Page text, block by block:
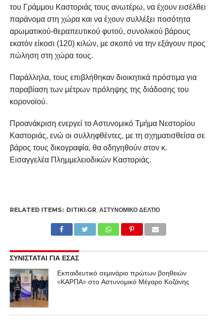
του Γράμμου Καστοριάς τους ανωτέρω, να έχουν εισέλθει
παράνομα στη χώρα και να έχουν συλλέξει ποσότητα
αρωματικού-θεραπευτικού φυτού, συνολικού βάρους
εκατόν είκοσι (120) κιλών, με σκοπό να την εξάγουν προς
πώληση στη χώρα τους.
Παράλληλα, τους επιβλήθηκαν διοικητικά πρόστιμα για
παραβίαση των μέτρων πρόληψης της διάδοσης του
κορονοϊού.
Προανάκριση ενεργεί το Αστυνομικό Τμήμα Νεστορίου
Καστοριάς, ενώ οι συλληφθέντες, με τη σχηματισθείσα σε
βάρος τους δικογραφία, θα οδηγηθούν στον κ.
Εισαγγελέα Πλημμελειοδικών Καστοριάς.
RELATED ITEMS: DITIKI.GR ΑΣΤΥΝΟΜΙΚΌ ΔΕΛΤΊΟ
ΣΥΝΙΣΤΑΤΑΙ ΓΙΑ ΕΣΑΣ
Εκπαιδευτικό σεμινάριο πρώτων βοηθειών
«ΚΑΡΠΑ» στο Αστυνομικό Μέγαρο Κοζάνης